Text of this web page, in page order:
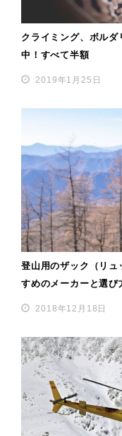
クライミング、ボル
中！すべて半額
2019年1月25日
登山用のザック（リ
すめのメーカーと選び
2018年12月18日